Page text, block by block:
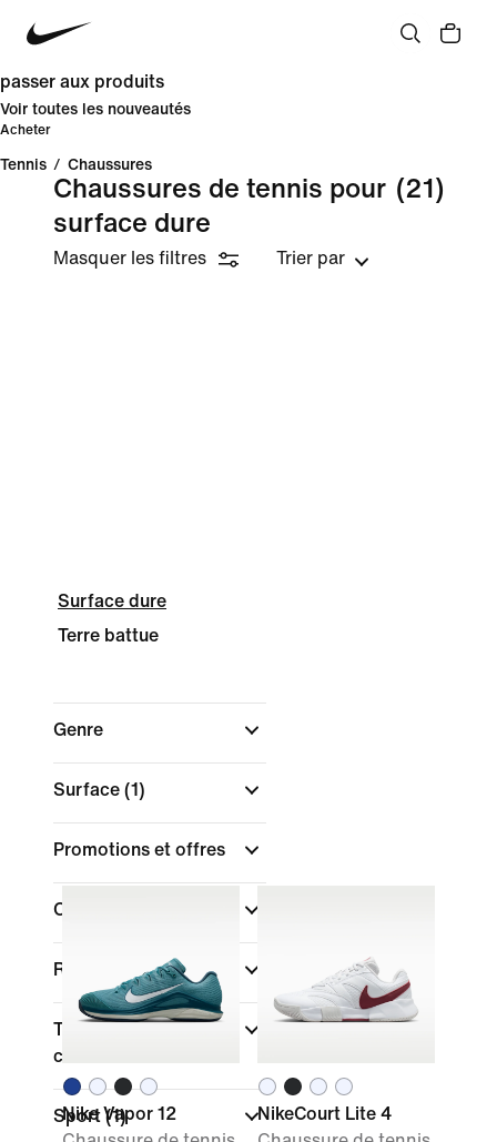
passer aux produits
Voir toutes les nouveautés
Acheter
Tennis / Chaussures
Chaussures de tennis pour
surface dure
(21)
Masquer les filtres Trier par
Surface dure
Terre battue
Genre
Surface (1)
Promotions et offres
Couleur
Rechercher par prix
Type de coupe des
chaussures
Sport(1)
Nike Vapor 12
NikeCourt Lite 4